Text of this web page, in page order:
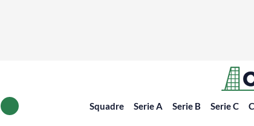
Squadre Serie A Serie B Serie C